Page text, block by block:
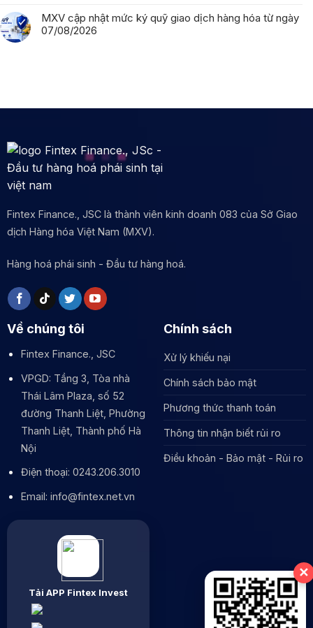
MXV cập nhật mức ký quỹ giao dịch hàng hóa từ ngày
07/08/2026
Fintex Finance., JSC là thành viên kinh doanh 083 của Sở Giao
dịch Hàng hóa Việt Nam (MXV).
Hàng hoá phái sinh - Đầu tư hàng hoá.
Về chúng tôi
Fintex Finance., JSC
VPGD: Tầng 3, Tòa nhà
Thái Lâm Plaza, số 52
đường Thanh Liệt, Phường
Thanh Liệt, Thành phố Hà
Nội
Điện thoại: 0243.206.3010
Email: info@fintex.net.vn
Chính sách
Xử lý khiếu nại
Chính sách bảo mật
Phương thức thanh toán
Thông tin nhận biết rủi ro
Điều khoản - Bảo mật - Rủi ro
Tải APP Fintex Invest
✕